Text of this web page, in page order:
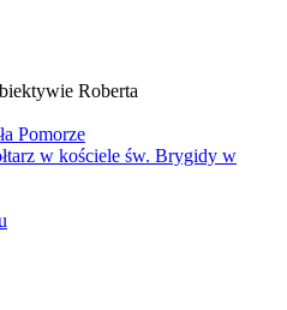
Roberta
Pomorze
w kościele św. Brygidy w